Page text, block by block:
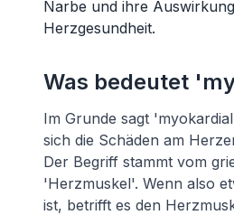
Narbe und ihre
Herzgesundheit.
Was bedeutet
Im Grunde sagt
sich die Schäden am
Der Begriff stammt vom
'Herzmuskel'. Wenn also
ist, betrifft es den